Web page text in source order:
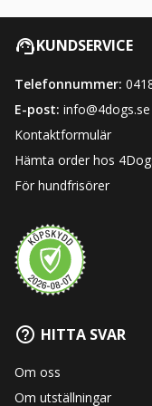
KUNDSERVICE
Telefonnummer:
E-post: info@4dogs.se
Kontaktformulär
Hämta order hos
För hundfrisörer
HITTA SVAR
Om oss
Om utställningar